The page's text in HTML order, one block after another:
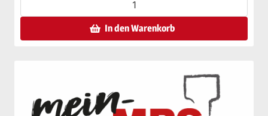
In den Warenkorb